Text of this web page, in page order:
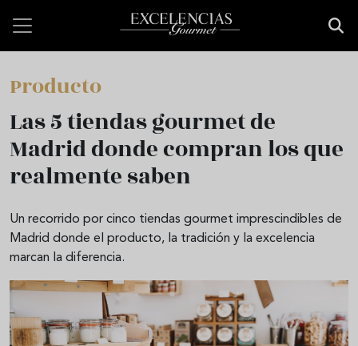
Producto
Las 5 tiendas gourmet de
Madrid donde compran los que
realmente saben
Un recorrido por cinco tiendas gourmet imprescindibles de
Madrid donde el producto, la tradición y la excelencia
marcan la diferencia.